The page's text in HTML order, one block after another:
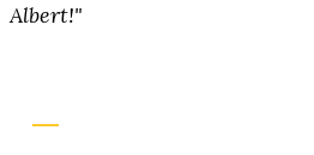
Albert!"